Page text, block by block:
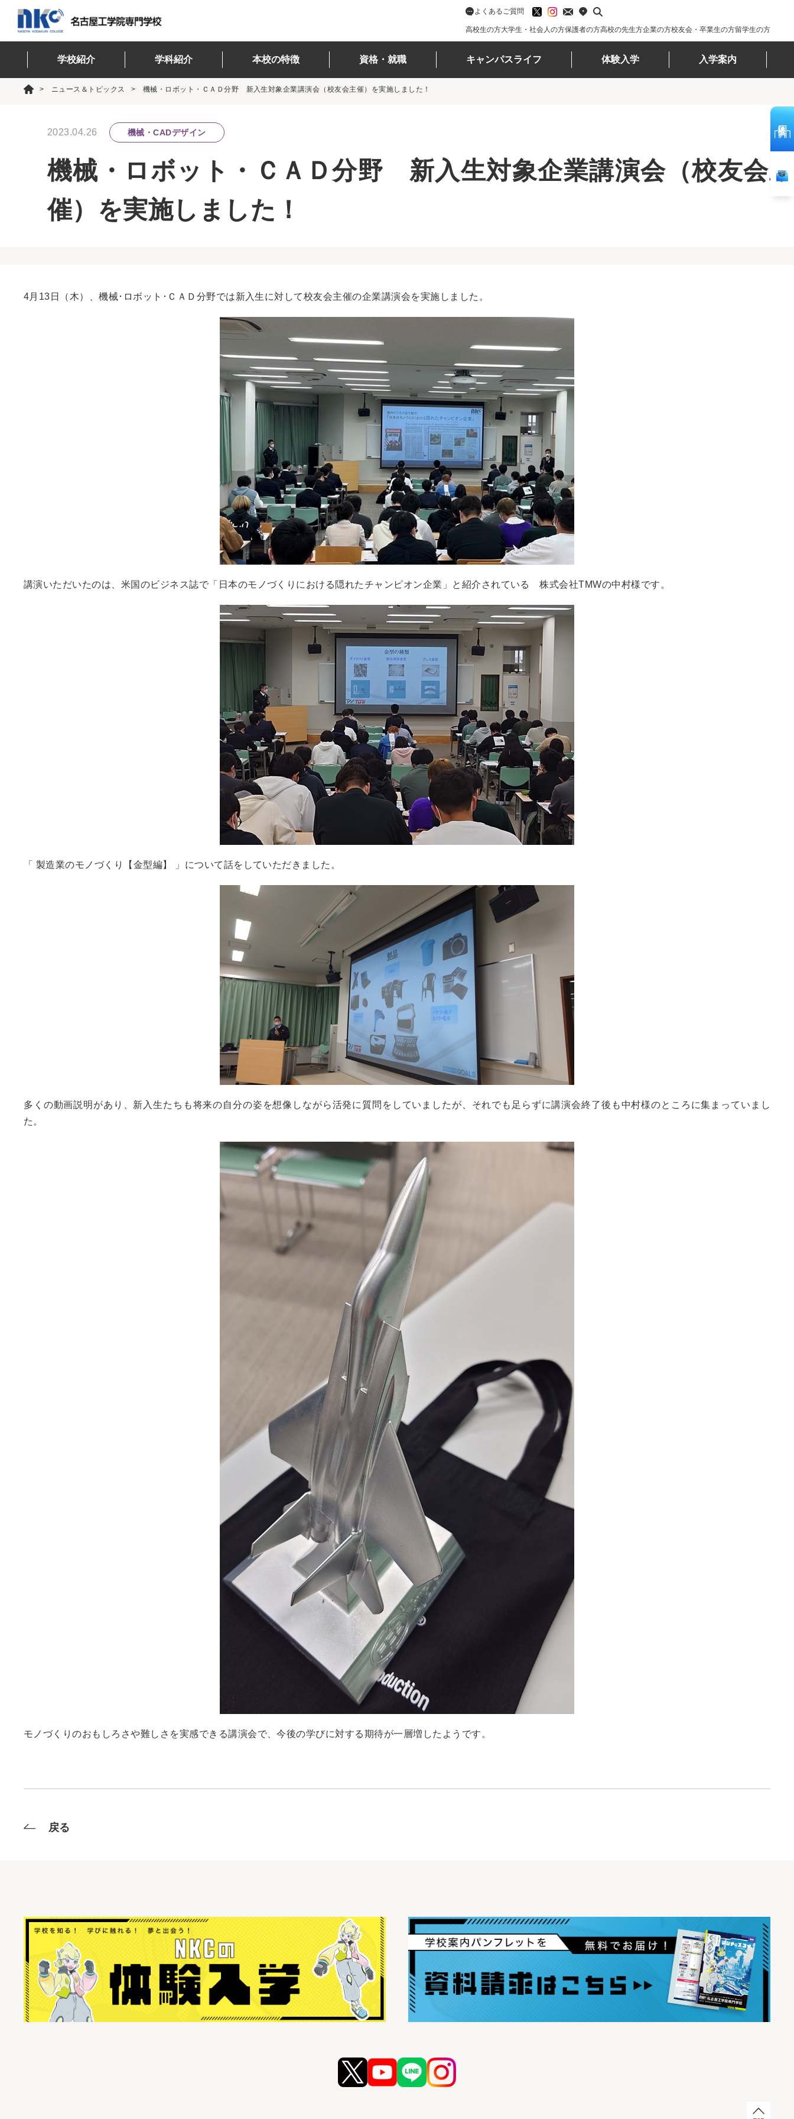
高校生の方大学生・社会人の方保護者の方高校の先生方企業の方校友会・卒業生の方留学生の方
よくあるご質問
学校紹介 学科紹介 本校の特徴 資格・就職 キャンパスライフ 体験入学 入学案内
ニュース＆トピックス 機械・ロボット・ＣＡＤ分野 新入生対象企業講演会（校友会主催）を実施しました！
2023.04.26 機械・CADデザイン
機械・ロボット・ＣＡＤ分野 新入生対象企業講演会（校友会主
催）を実施しました！
4月13日（木）、機械･ロボット･ＣＡＤ分野では新入生に対して校友会主催の企業講演会を実施しました。
講演いただいたのは、米国のビジネス誌で「日本のモノづくりにおける隠れたチャンピオン企業」と紹介されている 株式会社TMWの中村様です。
「 製造業のモノづくり【金型編】 」について話をしていただきました。
多くの動画説明があり、新入生たちも将来の自分の姿を想像しながら活発に質問をしていましたが、それでも足らずに講演会終了後も中村様のところに集まっていまし
た。
モノづくりのおもしろさや難しさを実感できる講演会で、今後の学びに対する期待が一層増したようです。
戻る